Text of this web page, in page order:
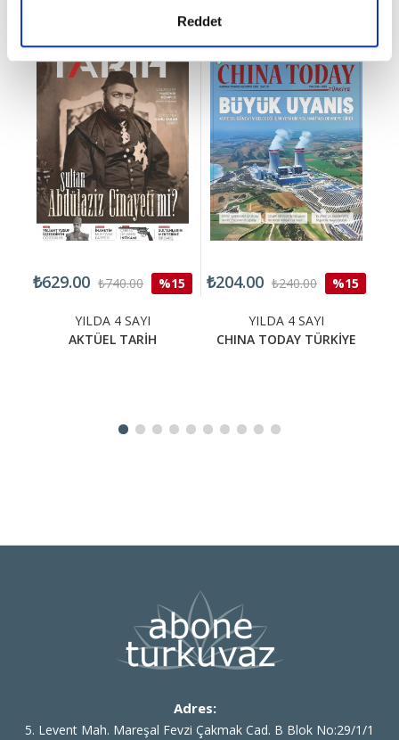
Reddet
₺629.00 ₺740.00 %15
YILDA 4 SAYI
AKTÜEL TARİH
₺204.00 ₺240.00 %15
YILDA 4 SAYI
CHINA TODAY TÜRKİYE
Adres:
5. Levent Mah. Mareşal Fevzi Çakmak Cad. B Blok No:29/1/1